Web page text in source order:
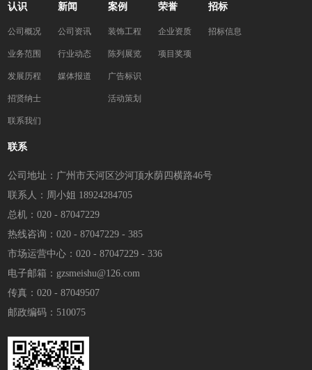
认识
公司概况
业务范围
发展历程
招贤纳士
联系我们
新闻
公司资讯
行业动态
媒体报道
案例
装饰工程
陈列展览
广告标识
活动策划
荣誉
企业资质
项目奖项
招标
招标信息
联系
公司地址：广州市天河区沙河顶水荫四横路46号
联系人：周小姐 18924284705
总机：020 - 87047229
热线咨询：020 - 87047229 - 385
市场运营中心：020 - 87047229 - 336
电子邮箱：gzsmeishu@126.com
传真：020 - 87049507
邮政编码：510075